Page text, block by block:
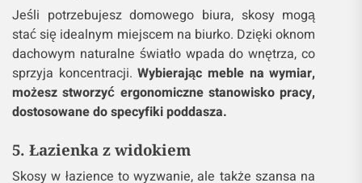
Jeśli potrzebujesz domowego biura, skosy mogą
stać się idealnym miejscem na biurko. Dzięki oknom
dachowym naturalne światło wpada do wnętrza, co
sprzyja koncentracji.Wybierając meble na wymiar,
możesz stworzyć ergonomiczne stanowisko pracy,
dostosowane do specyfiki poddasza.
5. Łazienka z widokiem
Skosy w łazience to wyzwanie, ale także szansa na